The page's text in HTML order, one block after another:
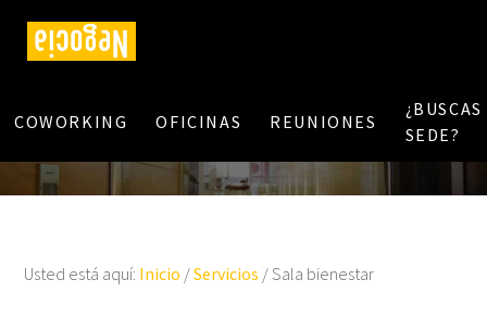
COWORKING OFICINAS REUNIONES
¿BUSCAS
SEDE?
Usted está aquí: Inicio /Servicios /Sala bienestar